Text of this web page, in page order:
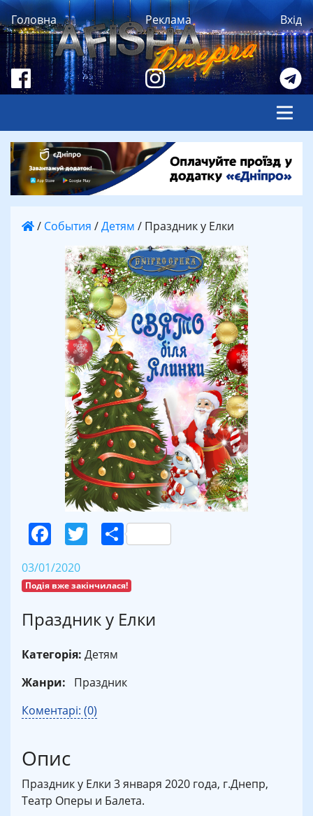
Головна Реклама Вхід
/ События /Детям / Праздник у Елки
Facebook
Twitter
Поділитися
03/01/2020
Подія вже закінчилася!
Праздник у Елки
Категорія: Детям
Жанри:
Праздник
Коментарі: (0)
Опис
Праздник у Елки 3 января 2020 года, г.Днепр,
Театр Оперы и Балета.